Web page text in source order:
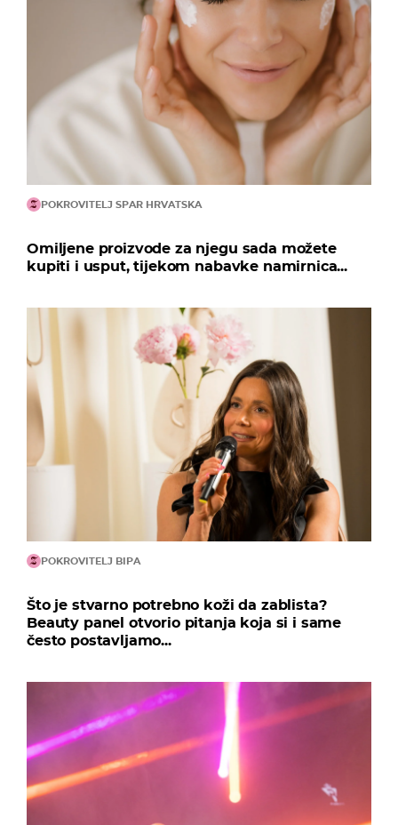
POKROVITELJ SPAR HRVATSKA
Omiljene proizvode za njegu sada možete
kupiti i usput, tijekom nabavke namirnica...
POKROVITELJ BIPA
Što je stvarno potrebno koži da zablista?
Beauty panel otvorio pitanja koja si i same
često postavljamo...